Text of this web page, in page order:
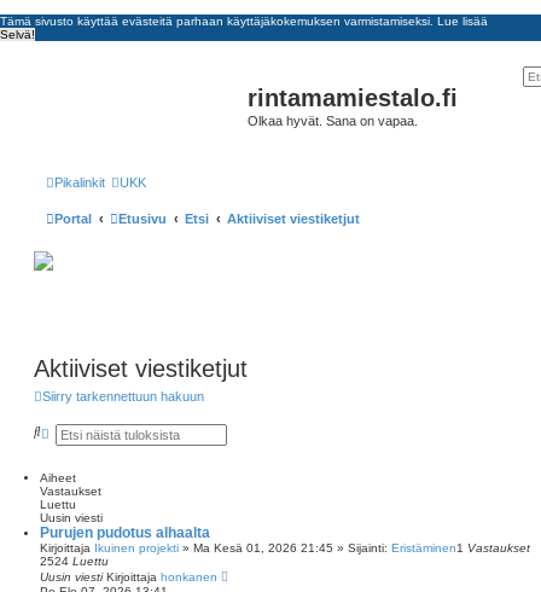
Tämä sivusto käyttää evästeitä parhaan käyttäjäkokemuksen varmistamiseksi. Lue lisää
Selvä!
rintamamiestalo.fi
Olkaa hyvät. Sana on vapaa.
Pikalinkit UKK
Portal Etusivu Etsi Aktiiviset viestiketjut
Aktiiviset viestiketjut
Siirry tarkennettuun hakuun
E
i
T
k
e
n
n
e
t
t
u
Aiheet
Vastaukset
Luettu
Uusin viesti
Purujen pudotus alhaalta
Kirjoittaja Ikuinen projekti » Ma Kesä 01, 2026 21:45 » Sijainti: Eristäminen1 Vastaukset
2524 Luettu
Uusin viestiKirjoittaja honkanen